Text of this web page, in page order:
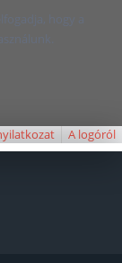
hogy a
A logóról